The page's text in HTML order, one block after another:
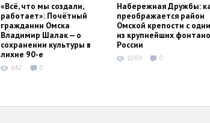
«Всё, что мы создали,
работает»: Почётный
гражданин Омска
Владимир Шалак — о
сохранении культуры в
лихие 90-е
642 0
Набережная Дружбы:
преображается район
Омской крепости с
из крупнейших
России
1069 0